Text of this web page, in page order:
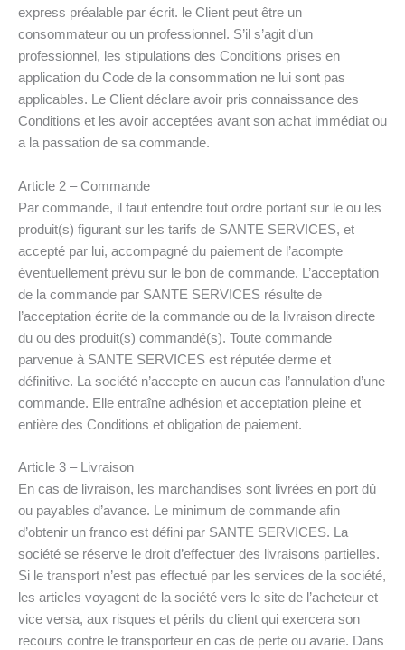
express préalable par écrit. le Client peut être un
consommateur ou un professionnel. S’il s’agit d’un
professionnel, les stipulations des Conditions prises en
application du Code de la consommation ne lui sont pas
applicables. Le Client déclare avoir pris connaissance des
Conditions et les avoir acceptées avant son achat immédiat ou
a la passation de sa commande.
Article 2 – Commande
Par commande, il faut entendre tout ordre portant sur le ou les
produit(s) figurant sur les tarifs de SANTE SERVICES, et
accepté par lui, accompagné du paiement de l’acompte
éventuellement prévu sur le bon de commande. L’acceptation
de la commande par SANTE SERVICES résulte de
l’acceptation écrite de la commande ou de la livraison directe
du ou des produit(s) commandé(s). Toute commande
parvenue à SANTE SERVICES est réputée derme et
définitive. La société n’accepte en aucun cas l’annulation d’une
commande. Elle entraîne adhésion et acceptation pleine et
entière des Conditions et obligation de paiement.
Article 3 – Livraison
En cas de livraison, les marchandises sont livrées en port dû
ou payables d’avance. Le minimum de commande afin
d’obtenir un franco est défini par SANTE SERVICES. La
société se réserve le droit d’effectuer des livraisons partielles.
Si le transport n’est pas effectué par les services de la société,
les articles voyagent de la société vers le site de l’acheteur et
vice versa, aux risques et périls du client qui exercera son
recours contre le transporteur en cas de perte ou avarie. Dans